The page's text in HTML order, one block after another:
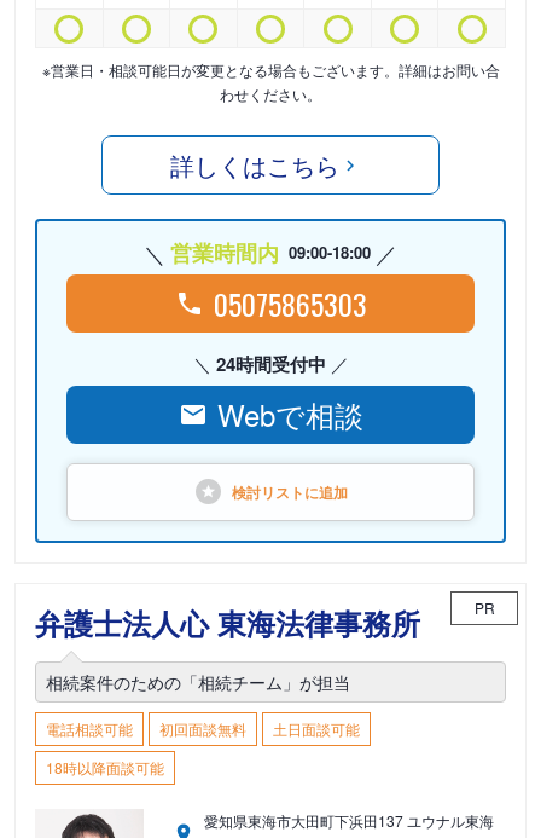
※営業日・相談可能日が変更となる場合もございます。詳細はお問い合
わせください。
詳しくはこちら
営業時間内 09:00-18:00
05075865303
24時間受付中
Webで相談
検討リストに追加
弁護士法人心 東海法律事務所 PR
相続案件のための「相続チーム」が担当
電話相談可能 初回面談無料
土日面談可能
18時以降面談可能
愛知県東海市大田町下浜田137 ユウナル東海